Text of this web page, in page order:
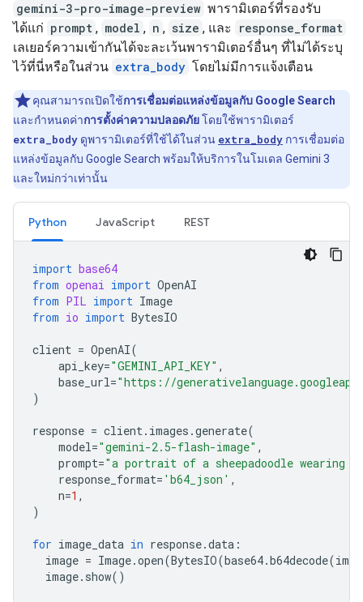
gemini-3-pro-image-preview พารามิเตอร์ที่รองรับ
ได้แก่ prompt , model , n , size , และ
response_format
เลเยอร์ความเข้ากันได้จะละเว้นพารามิเตอร์อื่นๆ ที่ไม่ได้ระบุ
ไว้ที่นี่หรือในส่วน extra_body โดยไม่มีการแจ้งเตือน
คุณสามารถเปิดใช้การเชื่อมต่อแหล่งข้อมูลกับ Google Search
และกำหนดค่าการตั้งค่าความปลอดภัยโดยใช้พารามิเตอร์
extra_body ดูพารามิเตอร์ที่ใช้ได้ในส่วน extra_body การเชื่อมต่อ
แหล่งข้อมูลกับ Google Search พร้อมให้บริการในโมเดล Gemini 3
และใหม่กว่าเท่านั้น
Python JavaScript REST
import base64
from openai import OpenAI
from PIL import Image
from io import BytesIO
client = OpenAI(
api_key="GEMINI_API_KEY" ,
base_url="https://
)
response = client. images .generate(
model="gemini-2.5-flash-image" ,
prompt="a portrait of a sheepadoodle wearing a
response_format= 'b64_json' ,
n=1 ,
)
for image_data in response.data :
image = Image.open(BytesIO(base64.b64decode(
image. show()